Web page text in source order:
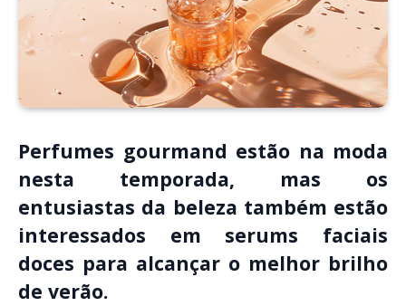
Perfumes gourmand estão na moda
nesta temporada, mas os
entusiastas da beleza também estão
interessados em serums faciais
doces para alcançar o melhor brilho
de verão.